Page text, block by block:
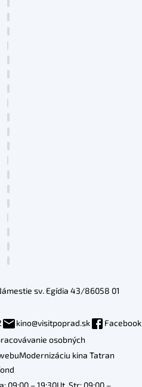
sv. Egídia 43/86058 01
kino@visitpoprad.sk Facebook
osobných
Modernizáciu kina Tatran